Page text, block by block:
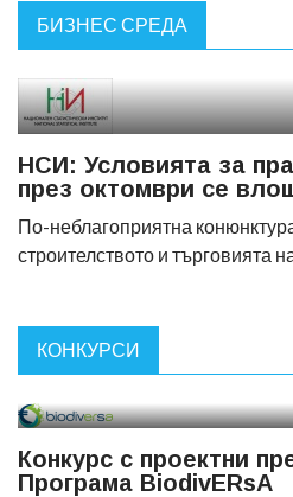
БИЗНЕС СРЕДА
НСИ: Условията за
през октомври се
По-неблагоприятна
строителството и търговията
КОНКУРСИ
Конкурс с проектни
Програма BiodivERsA